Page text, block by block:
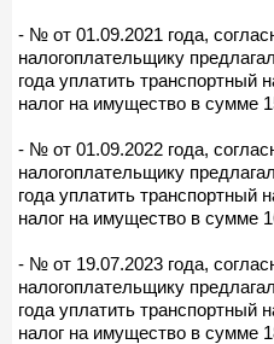
- № от 01.09.2021 года,
налогоплательщику
года уплатить транспортный
налог на имущество в сумме
- № от 01.09.2022 года,
налогоплательщику
года уплатить транспортный
налог на имущество в сумме
- № от 19.07.2023 года,
налогоплательщику
года уплатить транспортный
налог на имущество в сумме